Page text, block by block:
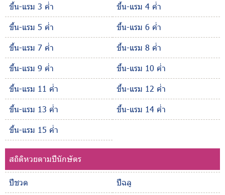
ขึ้น-แรม 3 ค่ำ
ขึ้น-แรม 4 ค่ำ
ขึ้น-แรม 5 ค่ำ
ขึ้น-แรม 6 ค่ำ
ขึ้น-แรม 7 ค่ำ
ขึ้น-แรม 8 ค่ำ
ขึ้น-แรม 9 ค่ำ
ขึ้น-แรม 10 ค่ำ
ขึ้น-แรม 11 ค่ำ
ขึ้น-แรม 12 ค่ำ
ขึ้น-แรม 13 ค่ำ
ขึ้น-แรม 14 ค่ำ
ขึ้น-แรม 15 ค่ำ
สถิติหวยตามปีนักษัตร
ปีชวด
ปีฉลู